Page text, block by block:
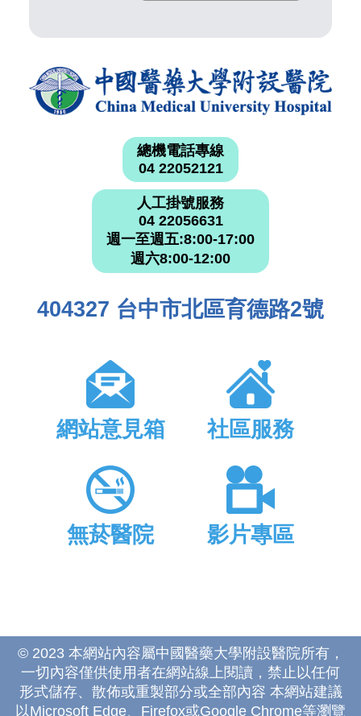
總機電話專線
04 22052121
人工掛號服務
04 22056631
週一至週五:8:00-17:00
週六8:00-12:00
404327 台中市北區育德路2號
網站意見箱 社區服務
無菸醫院 影片專區
© 2023 本網站內容屬中國醫藥大學附設醫院所有，
一切內容僅供使用者在網站線上閱讀，禁止以任何
形式儲存、散佈或重製部分或全部內容 本網站建議
以Microsoft Edge、Firefox或Google Chrome等瀏覽